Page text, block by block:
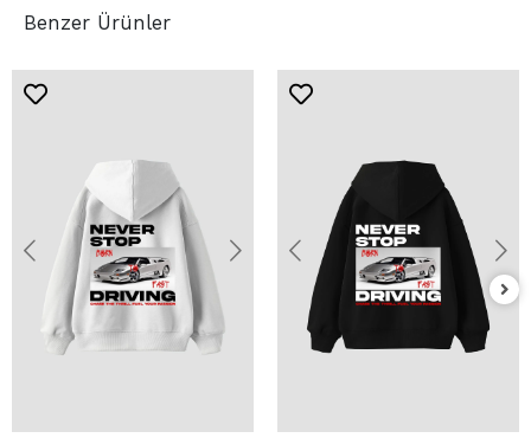
Benzer Ürünler